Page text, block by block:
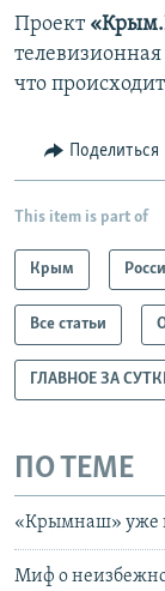
Проект
что
Поделиться
This item is part of
Крым
Все статьи
ГЛАВНОЕ ЗА
ПО ТЕМЕ
«Крымнаш» уже
Миф о